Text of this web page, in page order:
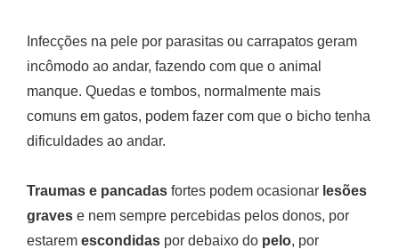
Infecções na pele por parasitas ou carrapatos geram
incômodo ao andar, fazendo com que o animal
manque. Quedas e tombos, normalmente mais
comuns em gatos, podem fazer com que o bicho tenha
dificuldades ao andar.
Traumas e pancadas fortes podem ocasionar lesões
graves e nem sempre percebidas pelos donos, por
estarem escondidas por debaixo do pelo, por